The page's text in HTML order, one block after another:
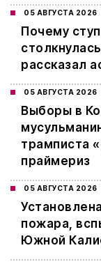
05 АВГУСТА 2026
Почему
рассказал
05 АВГУСТА 2026
Выборы в
трамписта
праймериз
05 АВГУСТА 2026
пожара,
Южной